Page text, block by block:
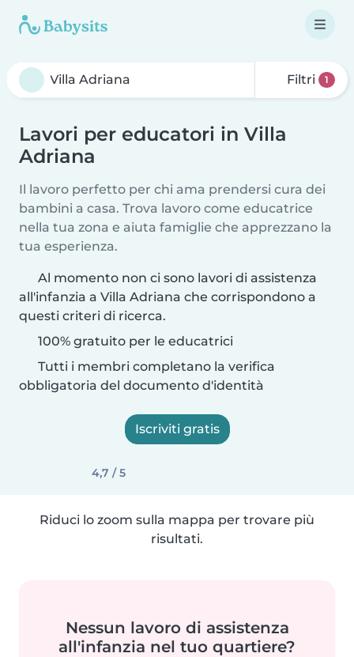
Filtri 1
Lavori per educatori in Villa
Adriana
Il lavoro perfetto per chi ama prendersi cura dei
bambini a casa. Trova lavoro come educatrice
nella tua zona e aiuta famiglie che apprezzano la
tua esperienza.
Al momento non ci sono lavori di assistenza
all'infanzia a Villa Adriana che corrispondono a
questi criteri di ricerca.
100% gratuito per le educatrici
Tutti i membri completano la verifica
obbligatoria del documento d'identità
Iscriviti gratis
4,7 / 5
Riduci lo zoom sulla mappa per trovare più
risultati.
Nessun lavoro di assistenza
all'infanzia nel tuo quartiere?